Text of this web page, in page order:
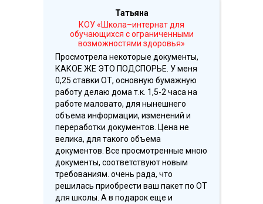
Просмотрела некоторые документы,
КАКОЕ ЖЕ ЭТО ПОДСПОРЬЕ. У меня
0,25 ставки ОТ, основную бумажную
работу делаю дома т.к. 1,5-2 часа на
работе маловато, для нынешнего
объема информации, изменений и
переработки документов. Цена не
велика, для такого объема
документов. Все просмотренные мною
документы, соответствуют новым
требованиям. очень рада, что
решилась приобрести ваш пакет по ОТ
для школы. А в подарок еще и
Татьяна
КОУ «Школа–интернат для
обучающихся с ограниченными
возможностями здоровья»